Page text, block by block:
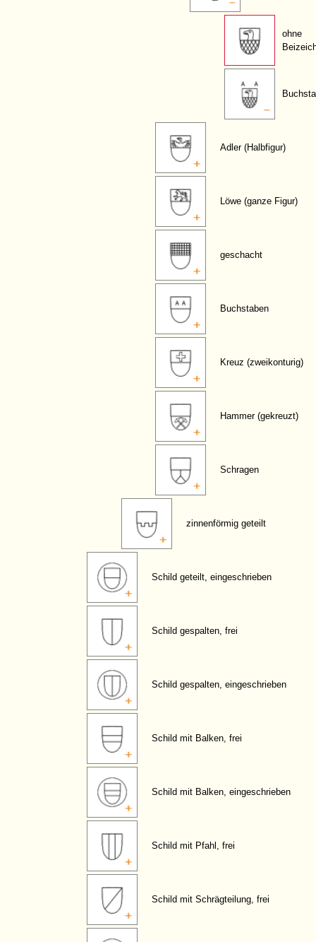
ohne
Adler (Halbfigur)
Löwe (ganze Figur)
geschacht
Buchstaben
Kreuz (zweikonturig)
Hammer (gekreuzt)
Schragen
zinnenförmig geteilt
Schild geteilt, eingeschrieben
Schild gespalten, frei
Schild gespalten, eingeschrieben
Schild mit Balken, frei
Schild mit Balken, eingeschrieben
Schild mit Pfahl, frei
Schild mit Schrägteilung, frei